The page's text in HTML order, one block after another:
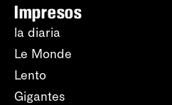
Impresos
la diaria
Le Monde
Lento
Gigantes